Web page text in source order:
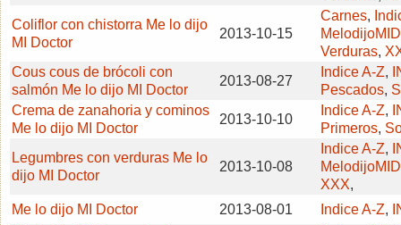
Coliflor con chistorra Me lo dijo
MI Doctor
2013-10-15
Carnes,
Verduras,
Cous cous de brócoli con
salmón Me lo dijo MI Doctor
2013-08-27
Indice A-Z,
Pescados,
Crema de zanahoria y cominos
Me lo dijo MI Doctor
2013-10-10
Indice A-Z,
Primeros,
Legumbres con verduras Me lo
dijo MI Doctor
2013-10-08
Indice A-Z,
XXX,
Me lo dijo MI Doctor
2013-08-01 Indice A-Z,